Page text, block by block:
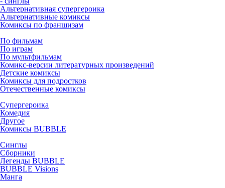
Альтернативная супергероика
Альтернативные комиксы
Комиксы по франшизам
По фильмам
По играм
По мультфильмам
Комикс-версии литературных произведений
Детские комиксы
Комиксы для подростков
Отечественные комиксы
Супергероика
Комедия
Другое
Комиксы BUBBLE
Синглы
Сборники
Легенды BUBBLE
BUBBLE Visions
Манга